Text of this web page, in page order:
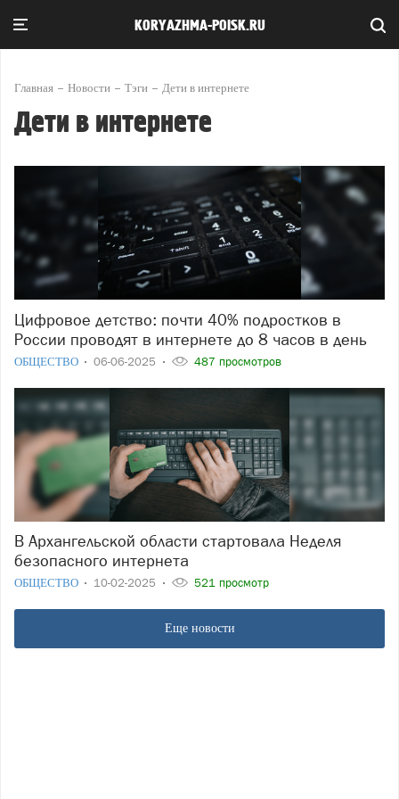
KORYAZHMA-POISK.RU
Главная Новости Тэги Дети в интернете
Дети в интернете
Цифровое детство: почти 40% подростков в
России проводят в интернете до 8 часов в день
ОБЩЕСТВО 06-06-2025 487 просмотров
В Архангельской области стартовала Неделя
безопасного интернета
ОБЩЕСТВО 10-02-2025 521 просмотр
Еще новости